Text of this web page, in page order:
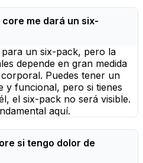
me dará un six-
un six-pack, pero la
depende en gran medida
Puedes tener un
y funcional, pero si tienes
el six-pack no será visible.
aquí.
si tengo dolor de